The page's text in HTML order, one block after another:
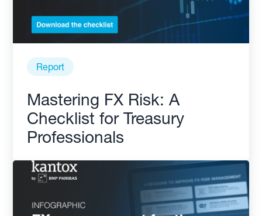
Report
Mastering FX Risk: A
Checklist for Treasury
Professionals